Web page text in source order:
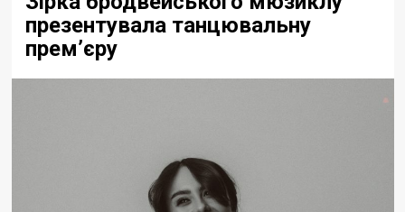
презентувала танцювальну
прем’єру